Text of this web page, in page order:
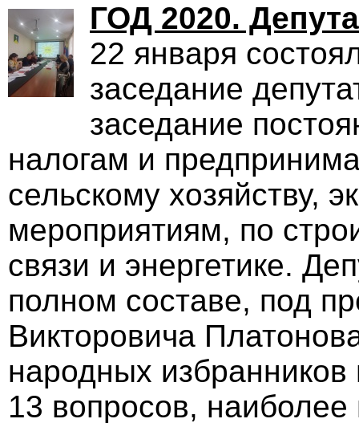
ГОД 2020.
22 января
заседание
заседание
налогам и
сельскому хозяйству,
мероприятиям, по
связи и энергетике.
полном составе, под
Викторовича
народных
13 вопросов,